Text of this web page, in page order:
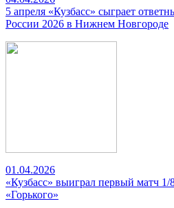
5 апреля «Кузбасс» сыграет
России 2026 в Нижнем Новгороде
01.04.2026
«Кузбасс» выиграл первый матч
«Горького»